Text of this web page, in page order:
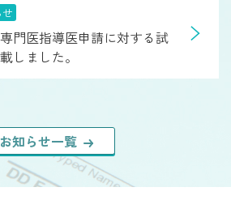
お知らせ一覧
専門医指導医申請に対する試
しました。